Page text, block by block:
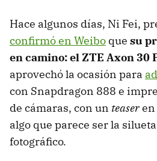
Hace algunos días, Ni Fei,
confirmó en Weibo que su
en camino: el ZTE Axon 30
aprovechó la ocasión para
con Snapdragon 888 e
de cámaras, con un teaseren
algo que parece ser la
fotográfico.